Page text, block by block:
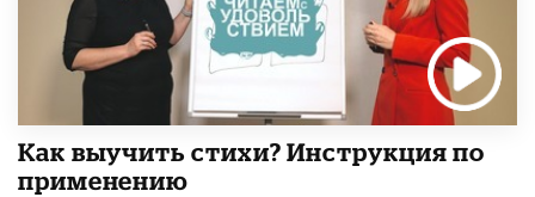
Как выучить стихи? Инструкция по
применению